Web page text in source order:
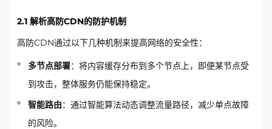
2.1 解析高防CDN的防护机制
高防CDN通过以下几种机制来提高网络的安全性：
多节点部署：将内容缓存分布到多个节点上，即便某节点受
到攻击，整体服务仍能保持稳定。
智能路由：通过智能算法动态调整流量路径，减少单点故障
的风险。